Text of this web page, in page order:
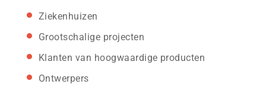
Ziekenhuizen
Grootschalige projecten
Klanten van hoogwaardige producten
Ontwerpers